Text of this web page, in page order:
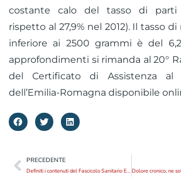
costante calo del tasso di parti
rispetto al 27,9% nel 2012). Il tasso
inferiore ai 2500 grammi è del
approfondimenti si rimanda al 20°
del Certificato di Assistenza al
dell’Emilia-Romagna disponibile
PRECEDENTE
Definiti i contenuti del Fascicolo Sanitario Elettronico 2.0